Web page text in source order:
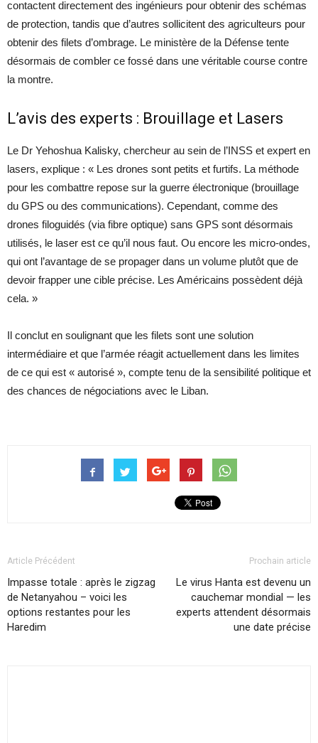
contactent directement des ingénieurs pour obtenir des schémas
de protection, tandis que d’autres sollicitent des agriculteurs pour
obtenir des filets d’ombrage. Le ministère de la Défense tente
désormais de combler ce fossé dans une véritable course contre
la montre.
L’avis des experts : Brouillage et Lasers
Le Dr Yehoshua Kalisky, chercheur au sein de l’INSS et expert en
lasers, explique : « Les drones sont petits et furtifs. La méthode
pour les combattre repose sur la guerre électronique (brouillage
du GPS ou des communications). Cependant, comme des
drones filoguidés (via fibre optique) sans GPS sont désormais
utilisés, le laser est ce qu’il nous faut. Ou encore les micro-ondes,
qui ont l’avantage de se propager dans un volume plutôt que de
devoir frapper une cible précise. Les Américains possèdent déjà
cela. »
Il conclut en soulignant que les filets sont une solution
intermédiaire et que l’armée réagit actuellement dans les limites
de ce qui est « autorisé », compte tenu de la sensibilité politique et
des chances de négociations avec le Liban.
Article Précédent
Impasse totale : après le zigzag
de Netanyahou – voici les
options restantes pour les
Haredim
Prochain article
Le virus Hanta est devenu un
cauchemar mondial — les
experts attendent désormais
une date précise